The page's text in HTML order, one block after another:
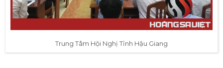
Trung Tâm Hội Nghị Tỉnh Hậu Giang